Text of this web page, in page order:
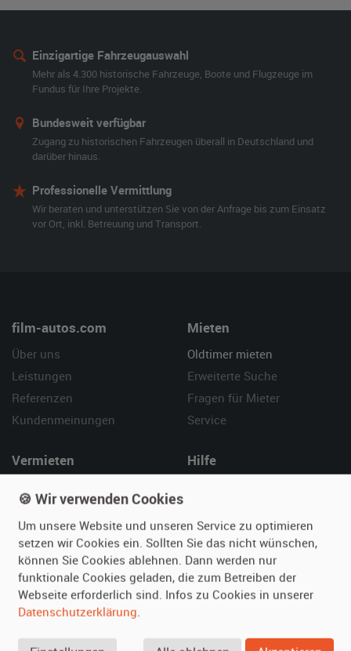
Einzigartige Fahrzeugauswahl
Mehr als 4.300 historische Fahrzeuge, Boote und Flugzeuge im
Fundus für Ihre Projekte.
Bundesweit verfügbar
Zugang zu historischen Fahrzeugen überall in Deutschland und
darüber hinaus.
Professionelle Vermittlung
Wir beraten und unterstützen Sie von der Anfrage bis zum Einsatz
vor Ort, inkl. Betreuung und Transport.
film-autos.com
Über uns
Leistungen
Referenzen
Kundenmeinungen
Mieten
Oldtimer mieten
Erweiterte Suche
Fragen für Mieter
Service
Vermieten
Fotos senden
Fragen für Vermieter
Inserat verwalten
Hilfe
Kontakt
SPECIAL
Berühmte Filmautos –
🍪 Wir verwenden Cookies
Um unsere Website und unseren Service zu optimieren
setzen wir Cookies ein. Sollten Sie das nicht wünschen,
können Sie Cookies ablehnen. Dann werden nur
funktionale Cookies geladen, die zum Betreiben der
Webseite erforderlich sind. Infos zu Cookies in unserer
Datenschutzerklärung.